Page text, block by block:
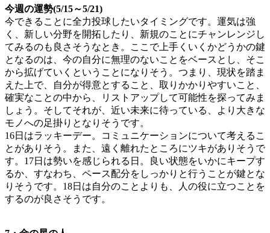
今週の運勢(5/15～5/21)
今できることに全力投球したいタイミングです。運気は強
く、新しい分野を開拓したり、新規のことにチャンレンジし
てみるのも良さそうなとき。ここで上手くいくかどうかの鍵
となるのは、今の自分に無理のないことをベースとし、そこ
から拡げていくということになりそう。つまり、現状を踏ま
えた上で、自分が得意とすること、取りかかりやすいこと、
確実なことの中から、リストアップして可能性を探ってみま
しょう。そしてそれが、近い未来に待っている、より大きな
モノへの足掛りとなりそうです。
16日はラッキーデー。コミュニケーションについて考えるこ
とがありそう。また、遠く離れたところにツキがありそうで
す。17日は勢いを感じられる日。良い状態をいかにキープす
るか、すなわち、ペース配分をしっかりと行うことが鍵とな
りそうです。18日は自分のことよりも、人の役に立つことを
するのが良さそうです。